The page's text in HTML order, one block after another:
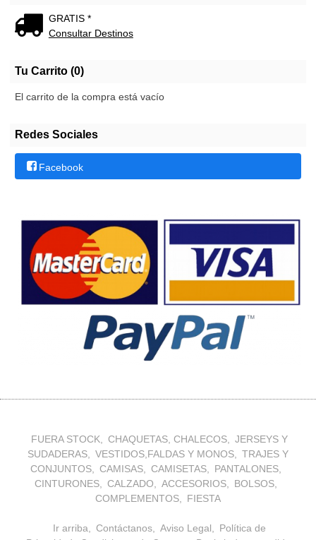
GRATIS *
Consultar Destinos
Tu Carrito (0)
El carrito de la compra está vacío
Redes Sociales
Facebook
FUERA STOCK CHAQUETAS, CHALECOS
JERSEYS Y
SUDADERAS
VESTIDOS,FALDAS Y MONOS
TRAJES Y
CONJUNTOS
CAMISAS CAMISETAS
PANTALONES
CINTURONES
CALZADO ACCESORIOS
BOLSOS
COMPLEMENTOS
FIESTA
Ir arriba Contáctanos Aviso Legal
Política de